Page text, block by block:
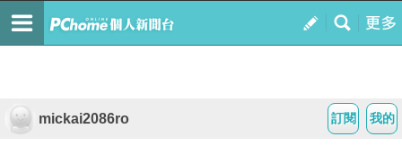
我的
訂閱
mickai2086ro